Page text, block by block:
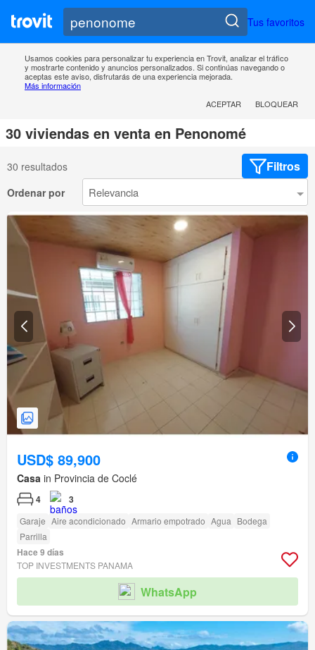
Tus favoritos
Usamos cookies para personalizar tu experiencia en Trovit, analizar el tráfico
y mostrarte contenido y anuncios personalizados. Si continúas navegando o
aceptas este aviso, disfrutarás de una experiencia mejorada.
Más información
ACEPTAR
BLOQUEAR
30 viviendas en venta en Penonomé
30 resultados Filtros
Ordenar por
USD$ 89,900
Casa in Provincia de Coclé
4 3
Garaje Aire acondicionado Armario empotrado Agua Bodega
Parrilla
Hace 9 días
TOP INVESTMENTS PANAMA
WhatsApp